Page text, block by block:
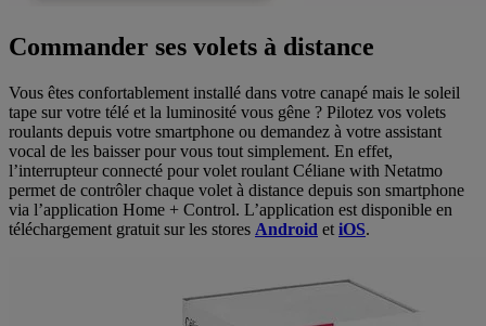
Commander ses volets à distance
Vous êtes confortablement installé dans votre canapé mais le soleil
tape sur votre télé et la luminosité vous gêne ? Pilotez vos volets
roulants depuis votre smartphone ou demandez à votre assistant
vocal de les baisser pour vous tout simplement. En effet,
l’interrupteur connecté pour volet roulant Céliane with Netatmo
permet de contrôler chaque volet à distance depuis son smartphone
via l’application Home + Control. L’application est disponible en
téléchargement gratuit sur les stores Android et iOS.